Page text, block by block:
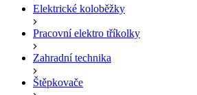
Elektrické koloběžky
Pracovní elektro tříkolky
Zahradní technika
Štěpkovače